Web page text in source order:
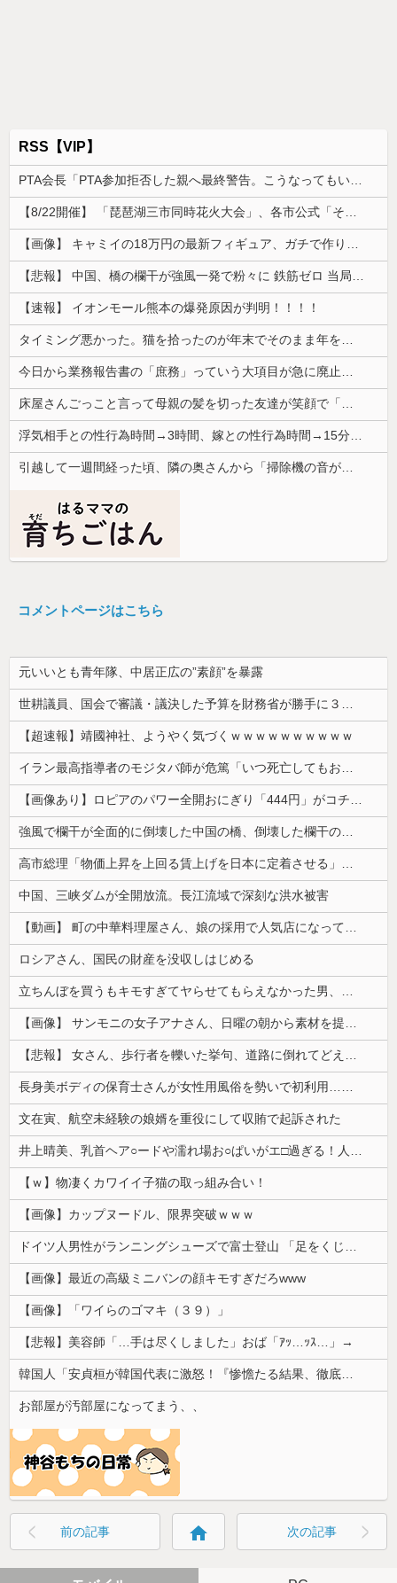
RSS【VIP】
【速報】 イオンモール熊本の爆発原因が判明！！！！
コメントページはこちら
元いいとも青年隊、中居正広の”素顔”を暴露
世耕議員、国会で審議・議決した予算を財務省が勝手に３兆円動かしていると指摘・問題視
【超速報】靖國神社、ようやく気づくｗｗｗｗｗｗｗｗｗｗ
イラン最高指導者のモジタバ師が危篤「いつ死亡してもおかしくない」…イラン大統領「意思疎通はかなり難しい」！
【画像あり】ロピアのパワー全開おにぎり「444円」がコチラｗｗｗｗｗ
強風で欄干が全面的に倒壊した中国の橋、倒壊した欄干の破片を調べると凄まじい事実が発覚して……
高市総理「物価上昇を上回る賃上げを日本に定着させる」⇒ 国家公務員月給3.51％増へ
中国、三峡ダムが全開放流。長江流域で深刻な洪水被害
【動画】 町の中華料理屋さん、娘の採用で人気店になってしまう
ロシアさん、国民の財産を没収しはじめる
立ちんぼを買うもキモすぎてヤらせてもらえなかった男、代わりの足コキでまさかの大量身寸米青ｗｗｗ
【画像】 サンモニの女子アナさん、日曜の朝から素材を提供してしまう
【悲報】 女さん、歩行者を轢いた挙句、道路に倒れてどえらいことになってしまうw w w w w w w
長身美ボディの保育士さんが女性用風俗を勢いで初利用…子供に絶対見せられないメスの顔でイキまくり。
文在寅、航空未経験の娘婿を重役にして収賄で起訴された
井上晴美、乳首ヘア○ードや濡れ場お○ぱいがエ□過ぎる！人生最後のラスト写真集、最高！！
【ｗ】物凄くカワイイ子猫の取っ組み合い！
【画像】カップヌードル、限界突破ｗｗｗ
ドイツ人男性がランニングシューズで富士登山 「足をくじいて動けない」
【画像】最近の高級ミニバンの顔キモすぎだろwww
【画像】「ワイらのゴマキ（３９）」
【悲報】美容師「…手は尽くしました」おば「ｱｯ…ｯｽ…」→
韓国人「安貞桓が韓国代表に激怒！『惨憺たる結果、徹底的な刷新が必要だ』と監督や協会を痛烈批判」
お部屋が汚部屋になってまう、、
前の記事 home 次の記事